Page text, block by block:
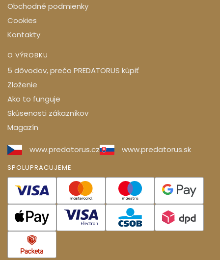
Obchodné podmienky
Cookies
Kontakty
O VÝROBKU
5 dôvodov, prečo PREDATORUS kúpiť
Zloženie
Ako to funguje
Skúsenosti zákazníkov
Magazín
www.predatorus.cz www.predatorus.sk
SPOLUPRACUJEME